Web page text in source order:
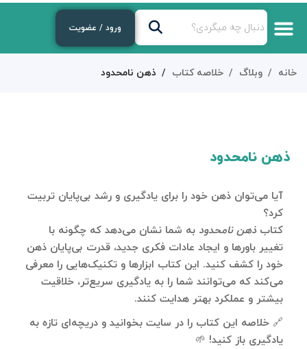
ورود / عضویت
خانه وبلاگ خلاصه کتاب ذهن نامحدود
ذهن نامحدود
آیا می‌توان ذهن خود را برای یادگیری و رشد بی‌پایان تربیت
کرد؟
کتابذهن نامحدود به شما نشان می‌دهد که چگونه با
تغییر باورها و ایجاد عادات فکری جدید، قدرت بی‌پایان ذهن
خود را کشف کنید. این کتاب ابزارها و تکنیک‌هایی را معرفی
می‌کند که می‌توانند شما را به یادگیری سریع‌تر، خلاقیت
بیشتر و عملکرد بهتر هدایت کنند.
🔗 خلاصه این کتاب را در سایت بخوانید و دریچه‌ای تازه به
یادگیری باز کنید! 🌱